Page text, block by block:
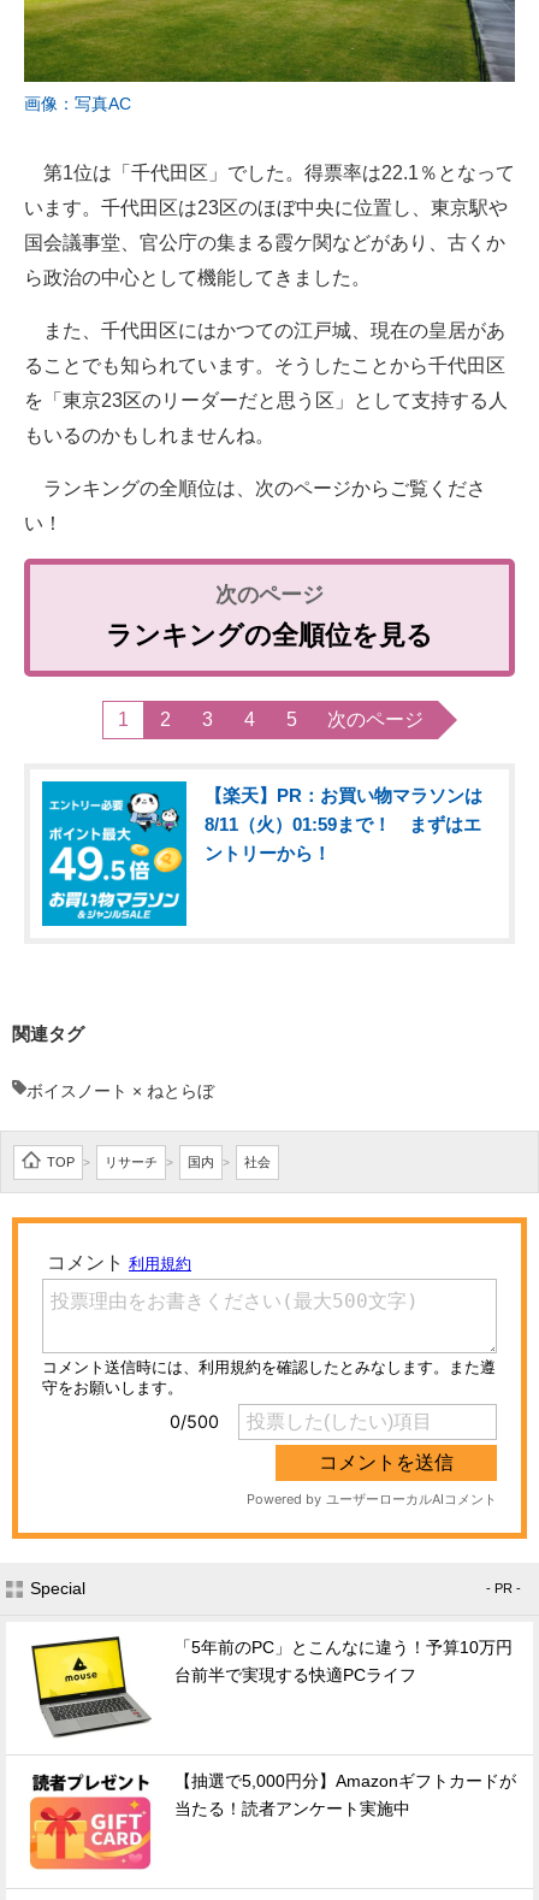
画像：写真AC
第1位は「千代田区」でした。得票率は22.1％となって
います。千代田区は23区のほぼ中央に位置し、東京駅や
国会議事堂、官公庁の集まる霞ケ関などがあり、古くか
ら政治の中心として機能してきました。
また、千代田区にはかつての江戸城、現在の皇居があ
ることでも知られています。そうしたことから千代田区
を「東京23区のリーダーだと思う区」として支持する人
もいるのかもしれませんね。
ランキングの全順位は、次のページからご覧くださ
い！
ランキングの全順位を見る
1 2 3 4 5 次のページ
【楽天】PR：お買い物マラソンは
8/11（火）01:59まで！ まずはエ
ントリーから！
関連タグ
ボイスノート × ねとらぼ
TOP > リサーチ > 国内 > 社会
Special - PR -
「5年前のPC」とこんなに違う！予算10万円
台前半で実現する快適PCライフ
【抽選で5,000円分】Amazonギフトカードが
当たる！読者アンケート実施中